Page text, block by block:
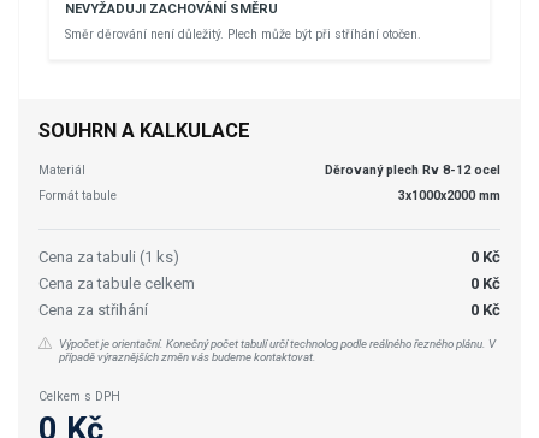
NEVYŽADUJI ZACHOVÁNÍ SMĚRU
Směr děrování není důležitý. Plech může být při stříhání otočen.
SOUHRN A KALKULACE
Materiál
Děrovaný plech Rv 8-12 ocel
Formát tabule
3x1000x2000 mm
Cena za tabuli (1 ks)
0 Kč
Cena za tabule celkem
0 Kč
Cena za střihání
0 Kč
Výpočet je orientační. Konečný počet tabulí určí technolog podle reálného řezného plánu. V
případě výraznějších změn vás budeme kontaktovat.
Celkem s DPH
0 Kč